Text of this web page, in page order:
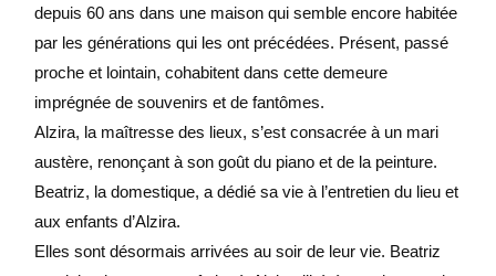
depuis 60 ans dans une maison qui semble encore habitée
par les générations qui les ont précédées. Présent, passé
proche et lointain, cohabitent dans cette demeure
imprégnée de souvenirs et de fantômes.
Alzira, la maîtresse des lieux, s’est consacrée à un mari
austère, renonçant à son goût du piano et de la peinture.
Beatriz, la domestique, a dédié sa vie à l’entretien du lieu et
aux enfants d’Alzira.
Elles sont désormais arrivées au soir de leur vie. Beatriz